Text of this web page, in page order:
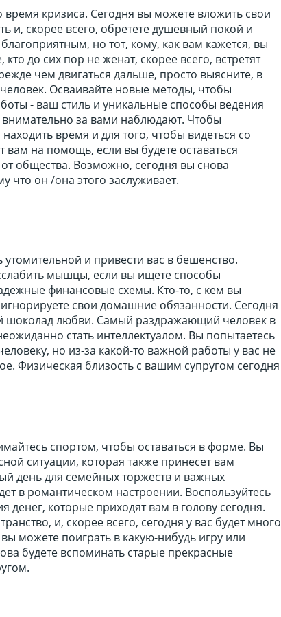
время кризиса. Сегодня вы можете вложить свои
и, скорее всего, обретете душевный покой и
но тот, кому, как вам кажется, вы
до сих пор не женат, скорее всего, встретят
чем двигаться дальше, просто выясните, в
Осваивайте новые методы, чтобы
- ваш стиль и уникальные способы ведения
за вами наблюдают. Чтобы
время и для того, чтобы видеться со
на помощь, если вы будете оставаться
общества. Возможно, сегодня вы снова
что он /она этого заслуживает.
и привести вас в бешенство.
мышцы, если вы ищете способы
финансовые схемы. Кто-то, с кем вы
свои домашние обязанности. Сегодня
шоколад любви. Самый раздражающий человек в
стать интеллектуалом. Вы попытаетесь
но из-за какой-то важной работы у вас не
Физическая близость с вашим супругом сегодня
спортом, чтобы оставаться в форме. Вы
ситуации, которая также принесет вам
день для семейных торжеств и важных
в романтическом настроении. Воспользуйтесь
которые приходят вам в голову сегодня.
и, скорее всего, сегодня у вас будет много
можете поиграть в какую-нибудь игру или
будете вспоминать старые прекрасные